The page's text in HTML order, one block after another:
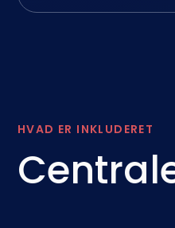
HVAD ER INKLUDERET